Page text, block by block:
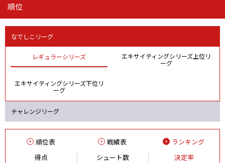
順位
なでしこリーグ
レギュラーシリーズ
エキサイティングシリーズ上位リ
ーグ
エキサイティングシリーズ下位リ
ーグ
チャレンジリーグ
順位表 戦績表
ランキング
得点
シュート数 決定率